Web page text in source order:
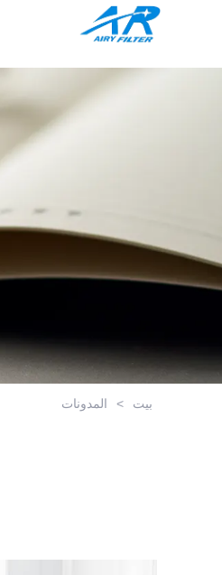
بيت > المدونات